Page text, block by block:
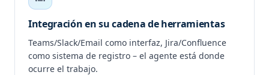
Integración en su cadena de herramientas
Teams/Slack/Email como interfaz, Jira/Confluence
como sistema de registro – el agente está donde
ocurre el trabajo.